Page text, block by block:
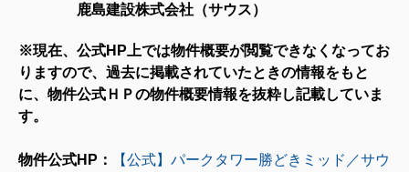
鹿島建設株式会社（サウス）
※現在、公式HP上では物件概要が閲覧できなくなってお
りますので、過去に掲載されていたときの情報をもと
に、物件公式ＨＰの物件概要情報を抜粋し記載していま
す。
物件公式HP：
【公式】パークタワー勝どきミッド／サウ